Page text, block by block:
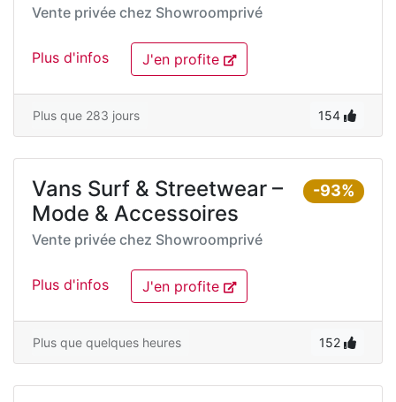
Vente privée chez Showroomprivé
Plus d'infos J'en profite
Plus que 283 jours 154
-93%
Vans Surf & Streetwear –
Mode & Accessoires
Vente privée chez Showroomprivé
Plus d'infos J'en profite
Plus que quelques heures 152